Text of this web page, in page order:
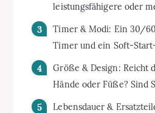
leistungsfähigere oder
Timer & Modi: Ein 30/
Timer und ein Soft-
Größe & Design: Reicht
Hände oder Füße? Sind
Lebensdauer &